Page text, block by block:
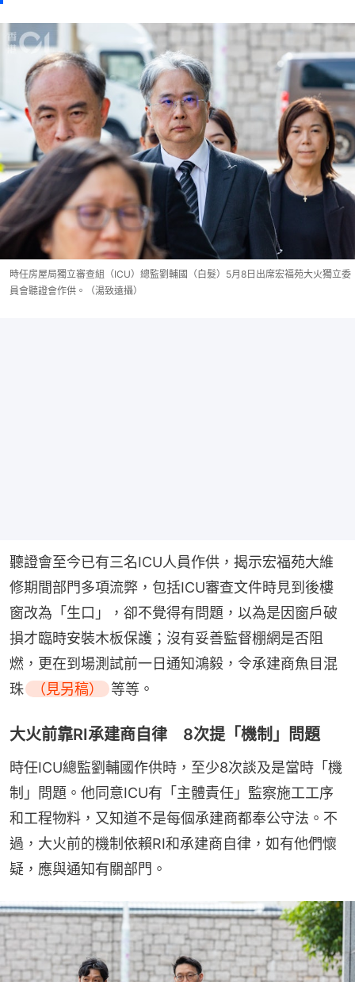
時任房屋局獨立審查組（ICU）總監劉輔國（白髮）5月8日出席宏福苑大火獨立委
員會聽證會作供。（湯致遠攝）
聽證會至今已有三名ICU人員作供，揭示宏福苑大維
修期間部門多項流弊，包括ICU審查文件時見到後樓
窗改為「生口」，卻不覺得有問題，以為是因窗戶破
損才臨時安裝木板保護；沒有妥善監督棚網是否阻
燃，更在到場測試前一日通知鴻毅，令承建商魚目混
珠
（見另稿） 等等。
大火前靠RI承建商自律 8次提「機制」問題
時任ICU總監劉輔國作供時，至少8次談及是當時「機
制」問題。他同意ICU有「主體責任」監察施工工序
和工程物料，又知道不是每個承建商都奉公守法。不
過，大火前的機制依賴RI和承建商自律，如有他們懷
疑，應與通知有關部門。